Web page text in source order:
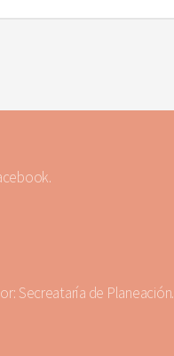
Secreataría de Planeación.